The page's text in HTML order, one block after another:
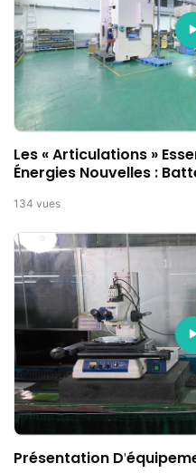
Les « Articulations »
Énergies Nouvelles :
Électrique
134 vues
Présentation